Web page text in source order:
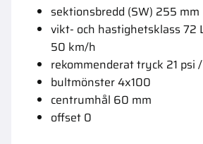
sektionsbredd (SW) 255 mm
vikt- och hastighetsklass 72
50 km/h
rekommenderat tryck 21 psi
bultmönster 4x100
centrumhål 60 mm
offset 0